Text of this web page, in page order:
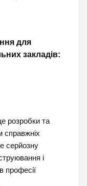
для
закладів:
розробки та
справжніх
серйозну
і
професії